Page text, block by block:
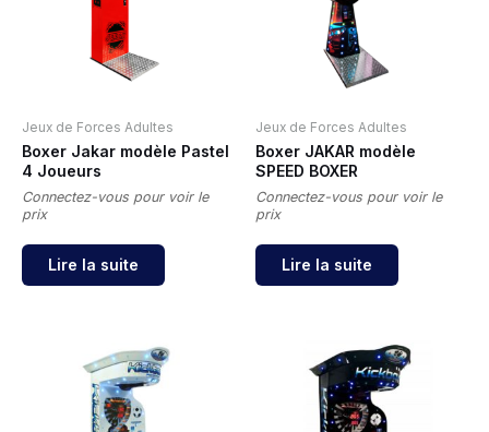
Jeux de Forces Adultes
Boxer Jakar modèle Pastel
4 Joueurs
Connectez-vous pour voir le
prix
Lire la suite
Jeux de Forces Adultes
Boxer JAKAR modèle
SPEED BOXER
Connectez-vous pour voir le
prix
Lire la suite